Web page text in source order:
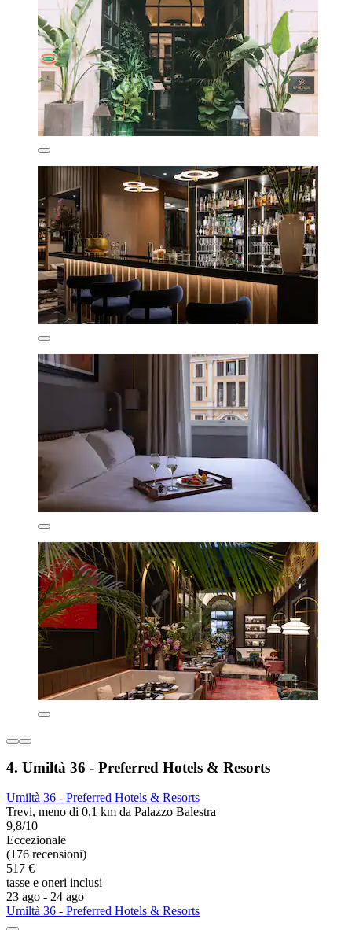
4. Umiltà 36 - Preferred Hotels & Resorts
Umiltà 36 - Preferred Hotels & Resorts
Trevi, meno di 0,1 km da Palazzo Balestra
9,8/10
Eccezionale
(176 recensioni)
517 €
tasse e oneri inclusi
23 ago - 24 ago
Umiltà 36 - Preferred Hotels & Resorts